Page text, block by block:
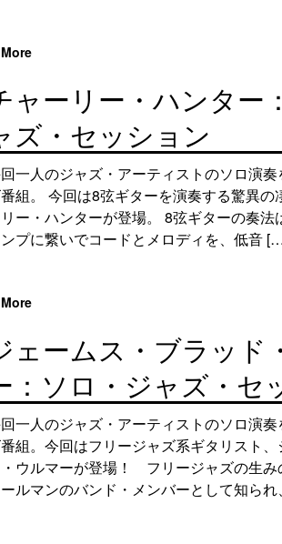
More
ャーリー・ハンター
ズ・セッション
一人のジャズ・アーティストのソロ演
組。 今回は8弦ギターを演奏する驚異の
ー・ハンターが登場。 8弦ギターの奏法
プに繋いでコードとメロディを、低音
More
ェームス・ブラッド
：ソロ・ジャズ・セ
一人のジャズ・アーティストのソロ演
組。今回はフリージャズ系ギタリスト
ウルマーが登場！ フリージャズの生み
ルマンのバンド・メンバーとして知ら